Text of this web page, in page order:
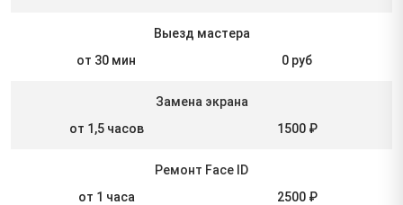
Выезд мастера
от 30 мин
0 руб
Замена экрана
от 1,5 часов
1500 ₽
Ремонт Face ID
от 1 часа
2500 ₽